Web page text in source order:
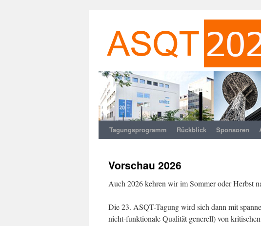
Zum
springen
Tagungsprogramm Rückblick Sponsoren
Vorschau 2026
Auch 2026 kehren wir im Sommer oder Herbst
Die 23. ASQT-Tagung wird sich dann mit
nicht-funktionale Qualität generell) von